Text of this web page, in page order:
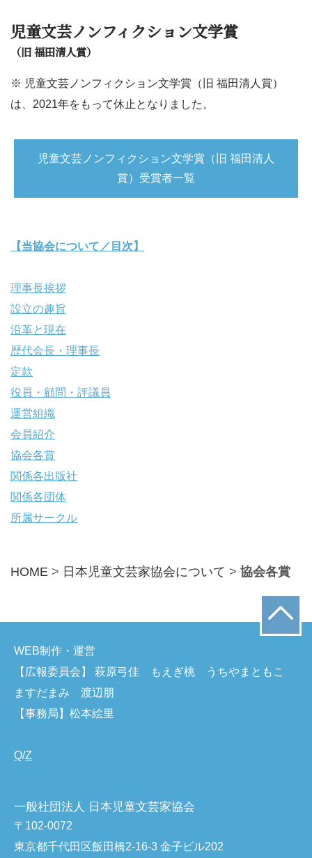
児童文芸ノンフィクション文学賞
（旧 福田清人賞）
※ 児童文芸ノンフィクション文学賞（旧 福田清人賞）
は、2021年をもって休止となりました。
児童文芸ノンフィクション文学賞（旧 福田清人
賞）受賞者一覧
【当協会について／目次】
理事長挨拶
設立の趣旨
沿革と現在
歴代会長・理事長
定款
役員・顧問・評議員
運営組織
会員紹介
協会各賞
関係各出版社
関係各団体
所属サークル
HOME > 日本児童文芸家協会について > 協会各賞
WEB制作・運営
【広報委員会】 萩原弓佳 もえぎ桃 うちやまともこ
ますだまみ 渡辺朋
【事務局】松本絵里
Q/Z
一般社団法人 日本児童文芸家協会
〒102-0072
東京都千代田区飯田橋2-16-3 金子ビル202